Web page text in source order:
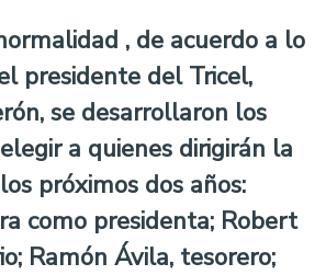
, de acuerdo a lo
presidente del Tricel,
se desarrollaron los
a quienes dirigirán la
próximos dos años:
como presidenta; Robert
Ramón Ávila, tesorero;